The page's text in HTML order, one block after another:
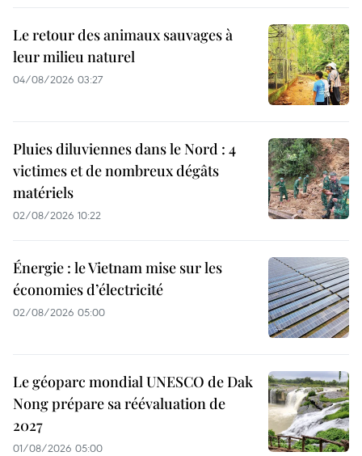
Le retour des animaux sauvages à
leur milieu naturel
04/08/2026 03:27
Pluies diluviennes dans le Nord : 4
victimes et de nombreux dégâts
matériels
02/08/2026 10:22
Énergie : le Vietnam mise sur les
économies d’électricité
02/08/2026 05:00
Le géoparc mondial UNESCO de Dak
Nong prépare sa réévaluation de
2027
01/08/2026 05:00